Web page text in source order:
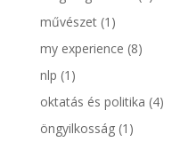
művészet(1)
my experience (8)
nlp (1)
oktatás és politika (4)
öngyilkosság(1)